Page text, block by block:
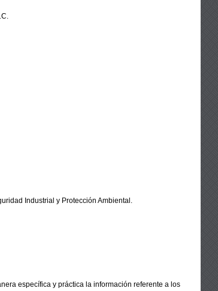
Industrial y Protección Ambiental.
específica y práctica la información referente a los